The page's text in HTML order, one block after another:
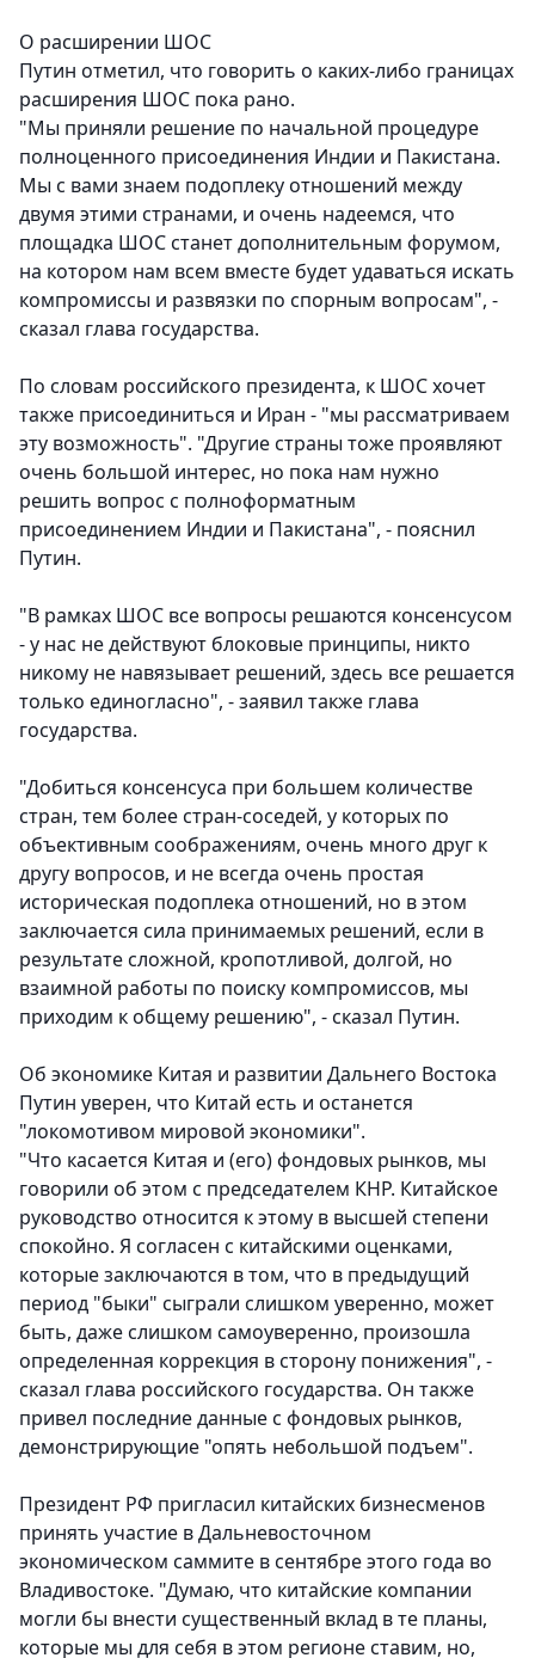
О расширении ШОС
Путин отметил, что говорить о каких-либо границах
расширения ШОС пока рано.
"Мы приняли решение по начальной процедуре
полноценного присоединения Индии и Пакистана.
Мы с вами знаем подоплеку отношений между
двумя этими странами, и очень надеемся, что
площадка ШОС станет дополнительным форумом,
на котором нам всем вместе будет удаваться искать
компромиссы и развязки по спорным вопросам", -
сказал глава государства.
По словам российского президента, к ШОС хочет
также присоединиться и Иран - "мы рассматриваем
эту возможность". "Другие страны тоже проявляют
очень большой интерес, но пока нам нужно
решить вопрос с полноформатным
присоединением Индии и Пакистана", - пояснил
Путин.
"В рамках ШОС все вопросы решаются консенсусом
- у нас не действуют блоковые принципы, никто
никому не навязывает решений, здесь все решается
только единогласно", - заявил также глава
государства.
"Добиться консенсуса при большем количестве
стран, тем более стран-соседей, у которых по
объективным соображениям, очень много друг к
другу вопросов, и не всегда очень простая
историческая подоплека отношений, но в этом
заключается сила принимаемых решений, если в
результате сложной, кропотливой, долгой, но
взаимной работы по поиску компромиссов, мы
приходим к общему решению", - сказал Путин.
Об экономике Китая и развитии Дальнего Востока
Путин уверен, что Китай есть и останется
"локомотивом мировой экономики".
"Что касается Китая и (его) фондовых рынков, мы
говорили об этом с председателем КНР. Китайское
руководство относится к этому в высшей степени
спокойно. Я согласен с китайскими оценками,
которые заключаются в том, что в предыдущий
период "быки" сыграли слишком уверенно, может
быть, даже слишком самоуверенно, произошла
определенная коррекция в сторону понижения", -
сказал глава российского государства. Он также
привел последние данные с фондовых рынков,
демонстрирующие "опять небольшой подъем".
Президент РФ пригласил китайских бизнесменов
принять участие в Дальневосточном
экономическом саммите в сентябре этого года во
Владивостоке. "Думаю, что китайские компании
могли бы внести существенный вклад в те планы,
которые мы для себя в этом регионе ставим, но,